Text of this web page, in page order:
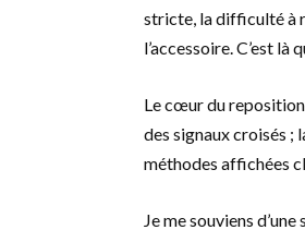
stricte, la difficulté à
l’accessoire. C’est
Le cœur du
des signaux croisés ;
méthodes affichées
Je me souviens